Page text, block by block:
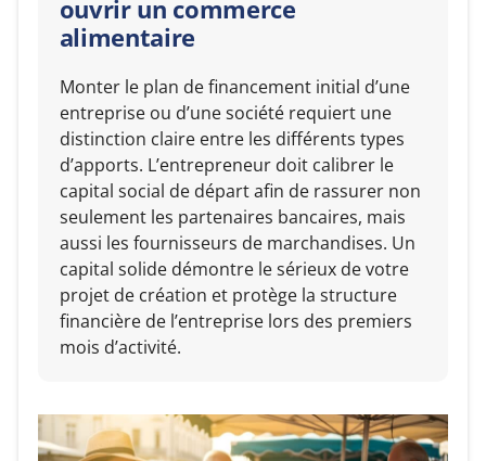
ouvrir un commerce
alimentaire
Monter le plan de financement initial d’une
entreprise ou d’une société requiert une
distinction claire entre les différents types
d’apports. L’entrepreneur doit calibrer le
capital social de départ afin de rassurer non
seulement les partenaires bancaires, mais
aussi les fournisseurs de marchandises. Un
capital solide démontre le sérieux de votre
projet de création et protège la structure
financière de l’entreprise lors des premiers
mois d’activité.